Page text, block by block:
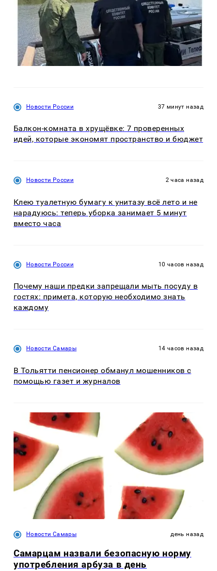
Новости России 37 минут назад
Балкон-комната в хрущёвке: 7 проверенных
идей, которые экономят пространство и бюджет
Новости России 2 часа назад
Клею туалетную бумагу к унитазу всё лето и не
нарадуюсь: теперь уборка занимает 5 минут
вместо часа
Новости России 10 часов назад
Почему наши предки запрещали мыть посуду в
гостях: примета, которую необходимо знать
каждому
Новости Самары 14 часов назад
В Тольятти пенсионер обманул мошенников с
помощью газет и журналов
Новости Самары день назад
Самарцам назвали безопасную норму
употребления арбуза в день